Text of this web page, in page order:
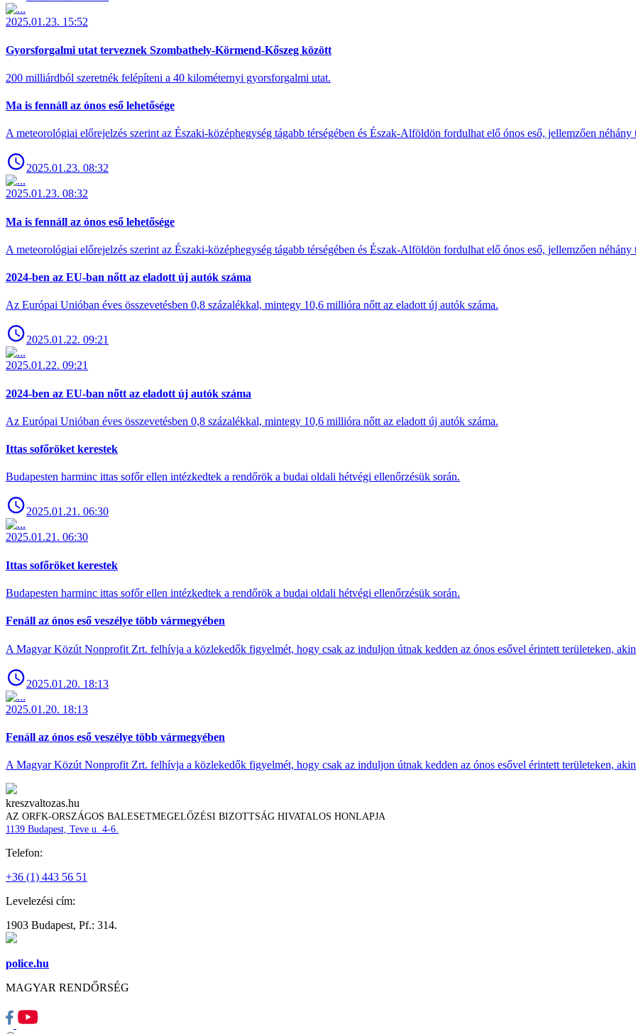
2025.01.23. 15:52
Gyorsforgalmi utat terveznek Szombathely-Körmend-Kőszeg között
200 milliárdból szeretnék felépíteni a 40 kilométernyi gyorsforgalmi utat.
Ma is fennáll az ónos eső lehetősége
A meteorológiai előrejelzés szerint az Északi-középhegység tágabb térségében és Észak-Alföldön fordulhat elő ónos eső, jellemzően
2025.01.23. 08:32
2025.01.23. 08:32
Ma is fennáll az ónos eső lehetősége
A meteorológiai előrejelzés szerint az Északi-középhegység tágabb térségében és Észak-Alföldön fordulhat elő ónos eső, jellemzően
2024-ben az EU-ban nőtt az eladott új autók száma
Az Európai Unióban éves összevetésben 0,8 százalékkal, mintegy 10,6 millióra nőtt az eladott új autók száma.
2025.01.22. 09:21
2025.01.22. 09:21
2024-ben az EU-ban nőtt az eladott új autók száma
Az Európai Unióban éves összevetésben 0,8 százalékkal, mintegy 10,6 millióra nőtt az eladott új autók száma.
Ittas sofőröket kerestek
Budapesten harminc ittas sofőr ellen intézkedtek a rendőrök a budai oldali hétvégi ellenőrzésük során.
2025.01.21. 06:30
2025.01.21. 06:30
Ittas sofőröket kerestek
Budapesten harminc ittas sofőr ellen intézkedtek a rendőrök a budai oldali hétvégi ellenőrzésük során.
Fenáll az ónos eső veszélye több vármegyében
A Magyar Közút Nonprofit Zrt. felhívja a közlekedők figyelmét, hogy csak az induljon útnak kedden az ónos esővel érintett területeken,
2025.01.20. 18:13
2025.01.20. 18:13
Fenáll az ónos eső veszélye több vármegyében
A Magyar Közút Nonprofit Zrt. felhívja a közlekedők figyelmét, hogy csak az induljon útnak kedden az ónos esővel érintett területeken,
kreszvaltozas.hu
AZ ORFK-ORSZÁGOS BALESETMEGELŐZÉSI BIZOTTSÁG HIVATALOS HONLAPJA
1139 Budapest, Teve u. 4-6.
Telefon:
+36 (1) 443 56 51
Levelezési cím:
1903 Budapest, Pf.: 314.
police.hu
MAGYAR RENDŐRSÉG